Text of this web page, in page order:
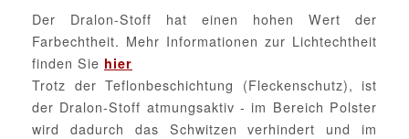
Der Dralon-Stoff hat einen hohen Wert der
Farbechtheit. Mehr Informationen zur Lichtechtheit
finden Sie hier
Trotz der Teflonbeschichtung (Fleckenschutz), ist
der Dralon-Stoff atmungsaktiv - im Bereich Polster
wird dadurch das Schwitzen verhindert und im